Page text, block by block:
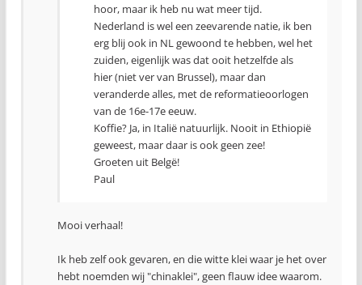
hoor, maar ik heb nu wat meer tijd.
Nederland is wel een zeevarende natie, ik ben
erg blij ook in NL gewoond te hebben, wel het
zuiden, eigenlijk was dat ooit hetzelfde als
hier (niet ver van Brussel), maar dan
veranderde alles, met de reformatieoorlogen
van de 16e-17e eeuw.
Koffie? Ja, in Italië natuurlijk. Nooit in Ethiopië
geweest, maar daar is ook geen zee!
Groeten uit Belgë!
Paul
Mooi verhaal!
Ik heb zelf ook gevaren, en die witte klei waar je het over
hebt noemden wij "chinaklei", geen flauw idee waarom.